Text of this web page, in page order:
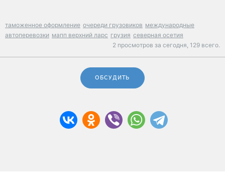
таможенное оформление очереди грузовиков международные
автоперевозки мапп верхний ларс грузия северная осетия
2 просмотров за сегодня, 129 всего.
ОБСУДИТЬ